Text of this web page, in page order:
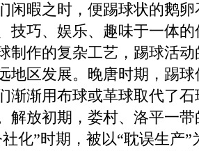
闲暇之时，便踢球状的鹅
技巧、娱乐、趣味于一体
制作的复杂工艺，踢球活
地区发展。晚唐时期，踢
渐渐用布球或革球取代了
解放初期，娄村、洛平一
化”时期，被以“耽误生产